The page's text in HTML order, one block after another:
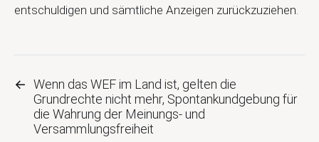
entschuldigen und sämtliche Anzeigen zurückzuziehen.
← Wenn das WEF im Land ist, gelten die
Grundrechte nicht mehr, Spontankundgebung für
die Wahrung der Meinungs- und
Versammlungsfreiheit